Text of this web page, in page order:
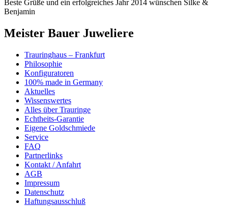
Beste Grüße und ein erfolgreiches Jahr 2014 wünschen Silke &
Benjamin
Meister Bauer Juweliere
Trauringhaus – Frankfurt
Philosophie
Konfiguratoren
100% made in Germany
Aktuelles
Wissenswertes
Alles über Trauringe
Echtheits-Garantie
Eigene Goldschmiede
Service
FAQ
Partnerlinks
Kontakt / Anfahrt
AGB
Impressum
Datenschutz
Haftungsausschluß